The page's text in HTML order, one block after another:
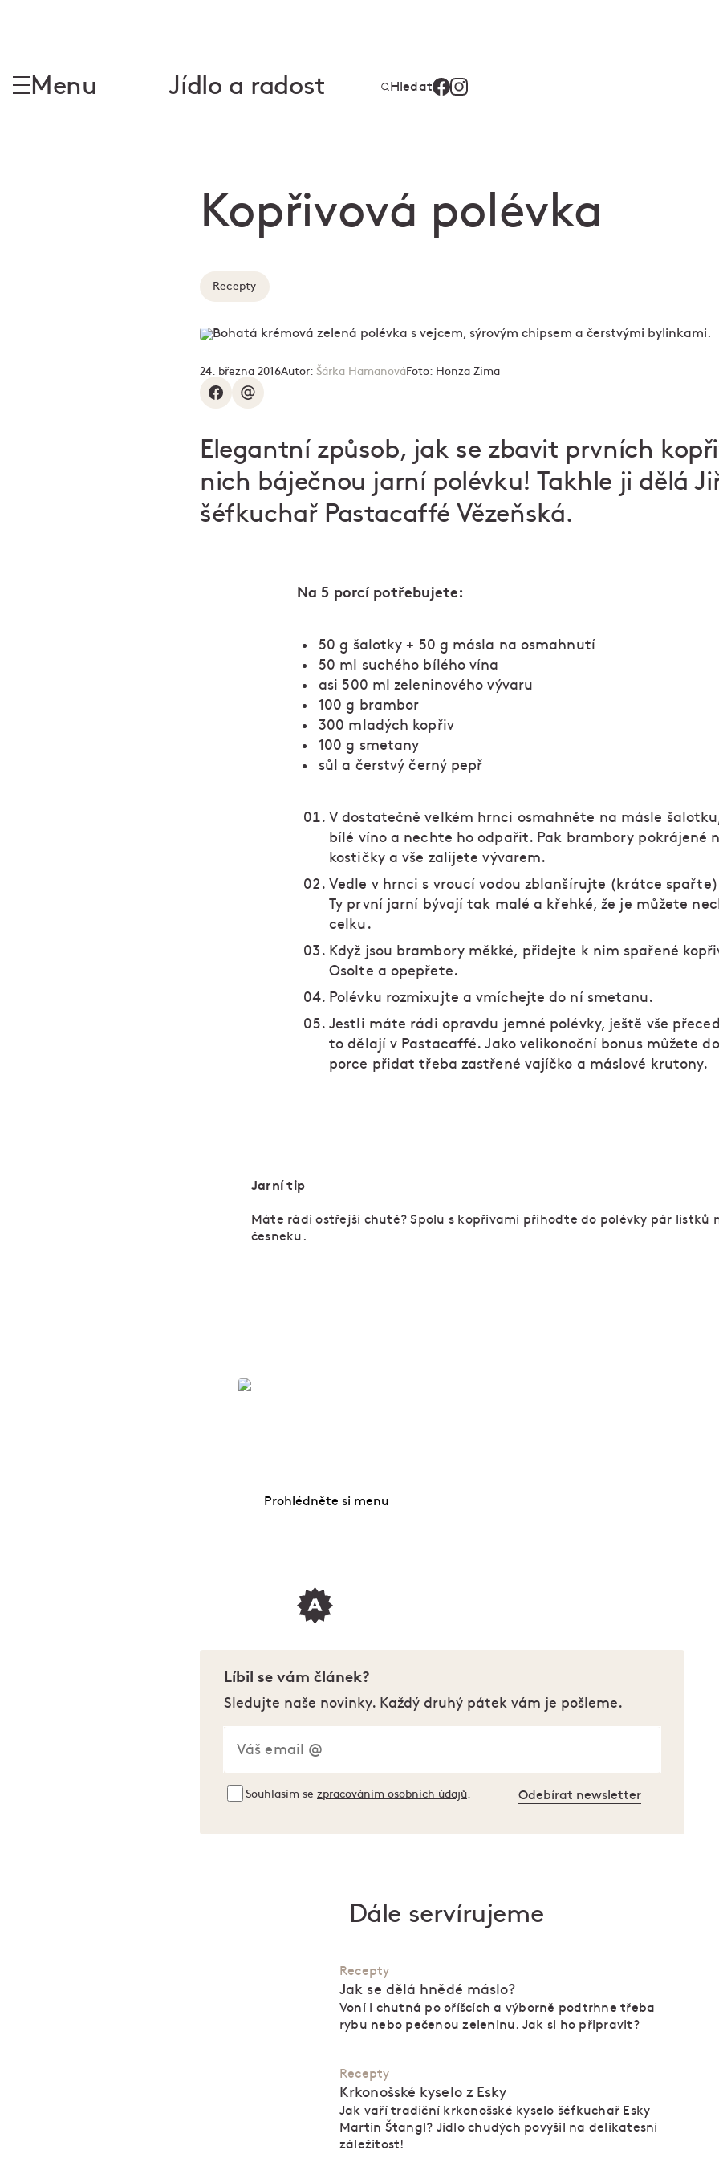
Menu Jídlo a radost Hledat
Kopřivová polévka
Recepty
24. března 2016Autor: Šárka HamanováFoto: Honza Zima
Elegantní způsob, jak se zbavit prvních
nich báječnou jarní polévku! Takhle ji dělá
šéfkuchař Pastacaffé Vězeňská.
Na 5 porcí potřebujete:
50 g šalotky + 50 g másla na osmahnutí
50 ml suchého bílého vína
asi 500 ml zeleninového vývaru
100 g brambor
300 mladých kopřiv
100 g smetany
sůl a čerstvý černý pepř
V dostatečně velkém hrnci osmahněte na másle
bílé víno a nechte ho odpařit. Pak brambory pokrájené
kostičky a vše zalijete vývarem.
Vedle v hrnci s vroucí vodou zblanšírujte (krátce spařte)
Ty první jarní bývají tak malé a křehké, že je můžete
celku.
Když jsou brambory měkké, přidejte k nim spařené
Osolte a opepřete.
Polévku rozmixujte a vmíchejte do ní smetanu.
Jestli máte rádi opravdu jemné polévky, ještě vše
to dělají v Pastacaffé. Jako velikonoční bonus můžete
porce přidat třeba zastřené vajíčko a máslové krutony.
Jarní tip
Máte rádi ostřejší chutě? Spolu s kopřivami přihoďte do polévky pár lístků
česneku.
Prohlédněte si menu
Líbil se vám článek?
Sledujte naše novinky. Každý druhý pátek vám je pošleme.
Odebírat newsletter
Souhlasím se zpracováním osobních údajů
Dále servírujeme
Recepty
Jak se dělá hnědé máslo?
Voní i chutná po oříšcích a výborně podtrhne třeba
rybu nebo pečenou zeleninu. Jak si ho připravit?
Recepty
Krkonošské kyselo z Esky
Jak vaří tradiční krkonošské kyselo šéfkuchař Esky
Martin Štangl? Jídlo chudých povýšil na delikatesní
záležitost!